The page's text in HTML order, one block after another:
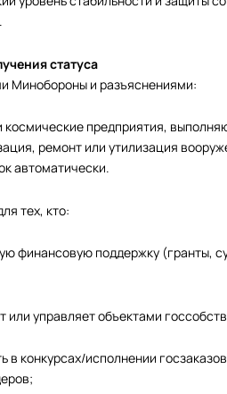
статуса
Минобороны и разъяснениями:
предприятия,
ремонт или утилизация
автоматически.
тех, кто:
финансовую поддержку (гранты,
или управляет объектами
в конкурсах/исполнении